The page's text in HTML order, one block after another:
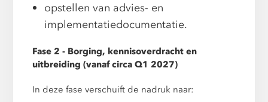
opstellen van advies- en
implementatiedocumentatie.
Fase 2 - Borging, kennisoverdracht en
uitbreiding (vanaf circa Q1 2027)
In deze fase verschuift de nadruk naar: